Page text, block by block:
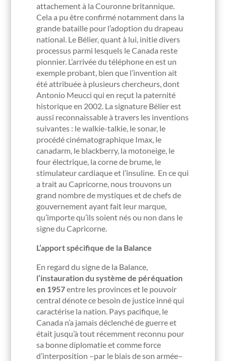
attachement à la Couronne britannique.
Cela a pu être confirmé notamment dans la
grande bataille pour l’adoption du drapeau
national. Le Bélier, quant à lui, initie divers
processus parmi lesquels le Canada reste
pionnier. L’arrivée du téléphone en est un
exemple probant, bien que l’invention ait
été attribuée à plusieurs chercheurs, dont
Antonio Meucci qui en reçut la paternité
historique en 2002. La signature Bélier est
aussi reconnaissable à travers les inventions
suivantes : le walkie-talkie, le sonar, le
procédé cinématographique Imax, le
canadarm, le blackberry, la motoneige, le
four électrique, la corne de brume, le
stimulateur cardiaque et l’insuline. En ce qui
a trait au Capricorne, nous trouvons un
grand nombre de mystiques et de chefs de
gouvernement ayant fait leur marque,
qu’importe qu’ils soient nés ou non dans le
signe du Capricorne.
L’apport spécifique de la Balance
En regard du signe de la Balance,
l’instauration du système de péréquation
en 1957entre les provinces et le pouvoir
central dénote ce besoin de justice inné qui
caractérise la nation. Pays pacifique, le
Canada n’a jamais déclenché de guerre et
était jusqu’à tout récemment reconnu pour
sa bonne diplomatie et comme force
d’interposition –par le biais de son armée–